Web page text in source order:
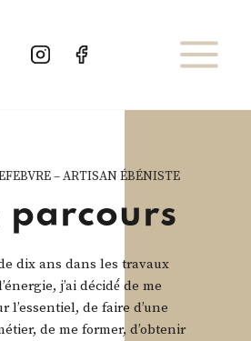
– ARTISAN ÉBÉNISTE
parcours
dix ans dans les travaux
j’ai décidé́ de me
l’essentiel, de faire d’une
de me former, d’obtenir